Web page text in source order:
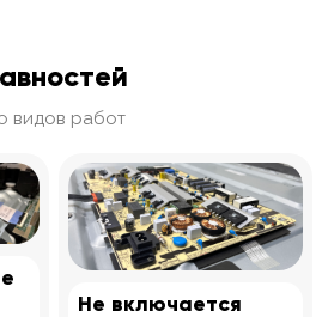
видов работ
Не включается